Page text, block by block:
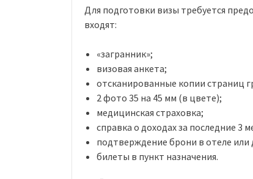
Для подготовки визы требуется
входят:
«загранник»;
визовая анкета;
отсканированные копии страниц
2 фото 35 на 45 мм (в цвете);
медицинская страховка;
справка о доходах за последние 3
подтверждение брони в отеле или
билеты в пункт назначения.